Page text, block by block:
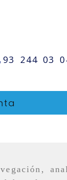
93 244 03